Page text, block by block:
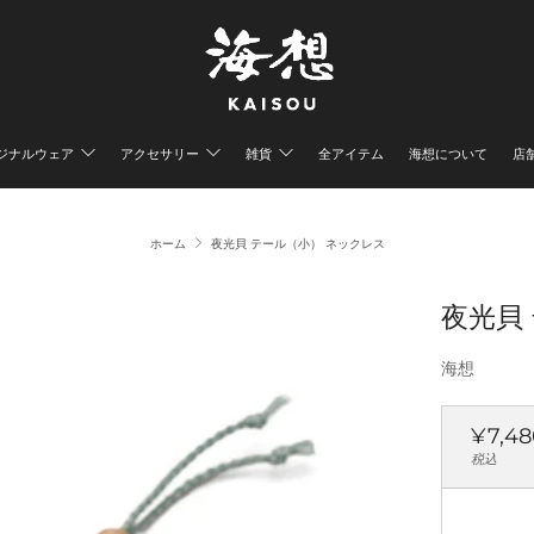
ナルウェア アクセサリー 雑貨 全アイテム 海想について 店
ホーム 夜光貝 テール（小） ネックレス
夜光貝
海想
通
常
価
税込